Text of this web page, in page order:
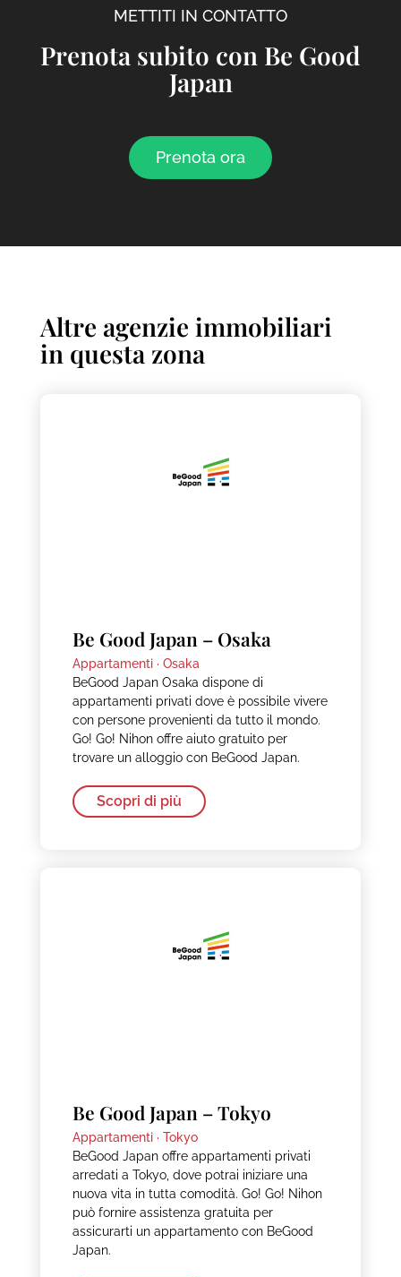
METTITI IN CONTATTO
Prenota subito con Be Good
Japan
Prenota ora
Altre agenzie immobiliari
in questa zona
Be Good Japan – Osaka
Appartamenti · Osaka
BeGood Japan Osaka dispone di
appartamenti privati dove è possibile vivere
con persone provenienti da tutto il mondo.
Go! Go! Nihon offre aiuto gratuito per
trovare un alloggio con BeGood Japan.
Scopri di più
Be Good Japan – Tokyo
Appartamenti · Tokyo
BeGood Japan offre appartamenti privati
arredati a Tokyo, dove potrai iniziare una
nuova vita in tutta comodità. Go! Go! Nihon
può fornire assistenza gratuita per
assicurarti un appartamento con BeGood
Japan.